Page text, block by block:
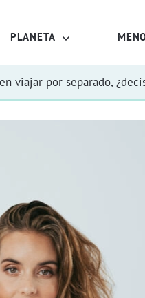
PLANETA
viajar por separado,